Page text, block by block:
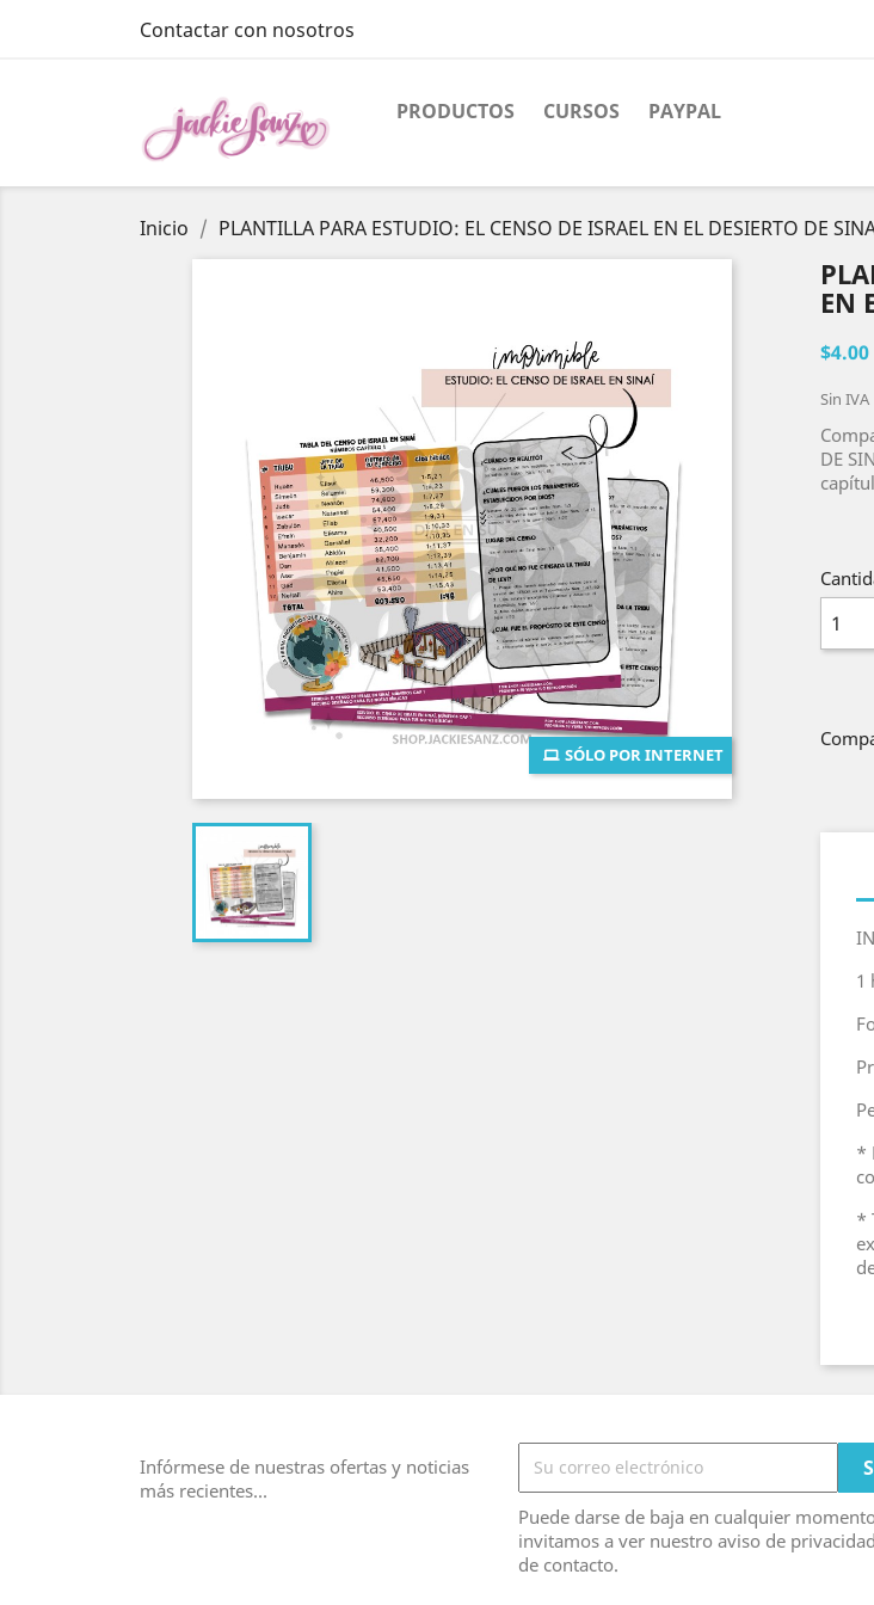
Contactar con nosotros
PRODUCTOS CURSOS PAYPAL
Inicio PLANTILLA PARA ESTUDIO: EL CENSO DE ISRAEL EN EL DESIERTO DE
SÓLO POR INTERNET
EN
$4.00
Sin IVA
DE
1
*
*
Infórmese de nuestras ofertas y noticias
más recientes...
Puede darse de baja en cualquier
invitamos a ver nuestro aviso de
de contacto.